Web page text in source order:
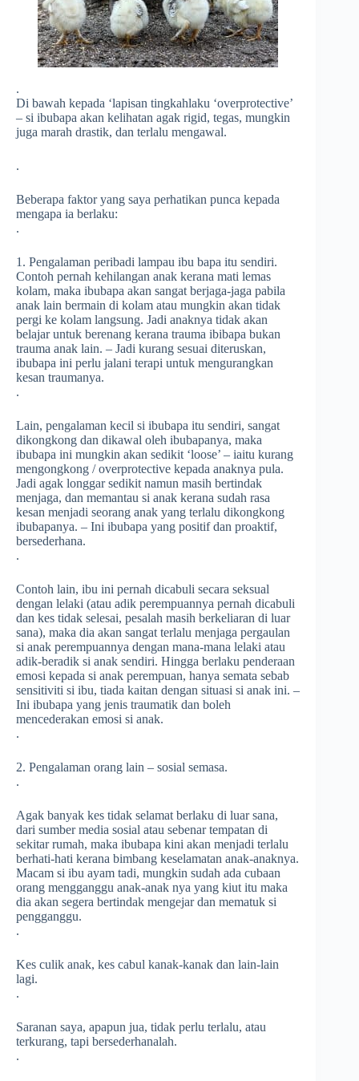
.
Di bawah kepada ‘lapisan tingkahlaku ‘overprotective’
– si ibubapa akan kelihatan agak rigid, tegas, mungkin
juga marah drastik, dan terlalu mengawal.
.
Beberapa faktor yang saya perhatikan punca kepada
mengapa ia berlaku:
.
1. Pengalaman peribadi lampau ibu bapa itu sendiri.
Contoh pernah kehilangan anak kerana mati lemas
kolam, maka ibubapa akan sangat berjaga-jaga pabila
anak lain bermain di kolam atau mungkin akan tidak
pergi ke kolam langsung. Jadi anaknya tidak akan
belajar untuk berenang kerana trauma ibibapa bukan
trauma anak lain. – Jadi kurang sesuai diteruskan,
ibubapa ini perlu jalani terapi untuk mengurangkan
kesan traumanya.
.
Lain, pengalaman kecil si ibubapa itu sendiri, sangat
dikongkong dan dikawal oleh ibubapanya, maka
ibubapa ini mungkin akan sedikit ‘loose’ – iaitu kurang
mengongkong / overprotective kepada anaknya pula.
Jadi agak longgar sedikit namun masih bertindak
menjaga, dan memantau si anak kerana sudah rasa
kesan menjadi seorang anak yang terlalu dikongkong
ibubapanya. – Ini ibubapa yang positif dan proaktif,
bersederhana.
.
Contoh lain, ibu ini pernah dicabuli secara seksual
dengan lelaki (atau adik perempuannya pernah dicabuli
dan kes tidak selesai, pesalah masih berkeliaran di luar
sana), maka dia akan sangat terlalu menjaga pergaulan
si anak perempuannya dengan mana-mana lelaki atau
adik-beradik si anak sendiri. Hingga berlaku penderaan
emosi kepada si anak perempuan, hanya semata sebab
sensitiviti si ibu, tiada kaitan dengan situasi si anak ini. –
Ini ibubapa yang jenis traumatik dan boleh
mencederakan emosi si anak.
.
2. Pengalaman orang lain – sosial semasa.
.
Agak banyak kes tidak selamat berlaku di luar sana,
dari sumber media sosial atau sebenar tempatan di
sekitar rumah, maka ibubapa kini akan menjadi terlalu
berhati-hati kerana bimbang keselamatan anak-anaknya.
Macam si ibu ayam tadi, mungkin sudah ada cubaan
orang mengganggu anak-anak nya yang kiut itu maka
dia akan segera bertindak mengejar dan mematuk si
pengganggu.
.
Kes culik anak, kes cabul kanak-kanak dan lain-lain
lagi.
.
Saranan saya, apapun jua, tidak perlu terlalu, atau
terkurang, tapi bersederhanalah.
.